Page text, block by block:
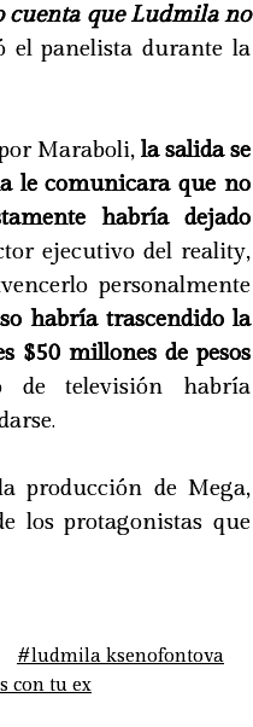
que Ludmila no
el panelista durante la
Maraboli, la salida se
le comunicara que no
habría dejado
ejecutivo del reality,
personalmente
habría trascendido la
$50 millones de pesos
de televisión habría
producción de Mega,
los protagonistas que
#ludmila ksenofontova
con tu ex